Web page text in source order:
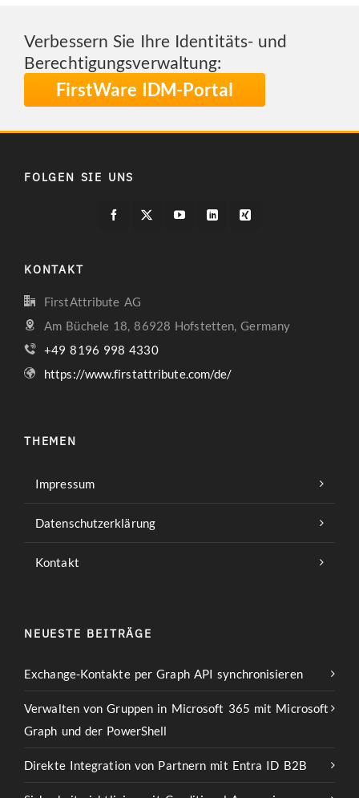
Verbessern Sie Ihre Identitäts- und
Berechtigungsverwaltung:
FirstWare IDM-Portal
FOLGEN SIE UNS
KONTAKT
FirstAttribute AG
Am Büchele 18, 86928 Hofstetten, Germany
+49 8196 998 4330
https://www.firstattribute.com/de/
THEMEN
Impressum
Datenschutzerklärung
Kontakt
NEUESTE BEITRÄGE
Exchange-Kontakte per Graph API synchronisieren
Verwalten von Gruppen in Microsoft 365 mit Microsoft
Graph und der PowerShell
Direkte Integration von Partnern mit Entra ID B2B